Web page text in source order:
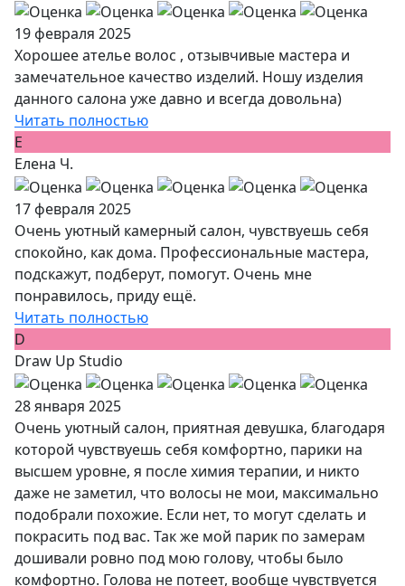
19 февраля 2025
Хорошее ателье волос , отзывчивые мастера и
замечательное качество изделий. Ношу изделия
данного салона уже давно и всегда довольна)
Читать полностью
Е
Елена Ч.
17 февраля 2025
Очень уютный камерный салон, чувствуешь себя
спокойно, как дома. Профессиональные мастера,
подскажут, подберут, помогут. Очень мне
понравилось, приду ещё.
Читать полностью
D
Draw Up Studio
28 января 2025
Очень уютный салон, приятная девушка, благодаря
которой чувствуешь себя комфортно, парики на
высшем уровне, я после химия терапии, и никто
даже не заметил, что волосы не мои, максимально
подобрали похожие. Если нет, то могут сделать и
покрасить под вас. Так же мой парик по замерам
дошивали ровно под мою голову, чтобы было
комфортно. Голова не потеет, вообще чувствуется